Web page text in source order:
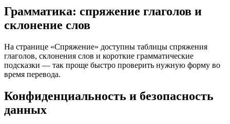
Грамматика: спряжение глаголов и
склонение слов
На странице «Спряжение» доступны таблицы спряжения
глаголов, склонения слов и короткие грамматические
подсказки — так проще быстро проверить нужную форму во
время перевода.
Конфиденциальность и безопасность
данных